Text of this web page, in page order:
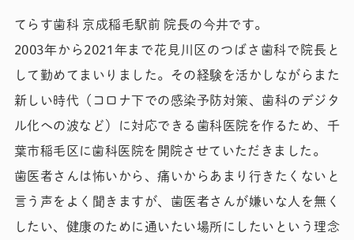
うになりました。
笑気吸入鎮静法
当院では笑気吸入鎮静法を行う事が可能です。治療
に対して不安感の強い患者さんは是非相談して下さ
い。詳しくはブログをご覧下さい。
てらす歯科 京成稲毛駅前 院長の今井です。
2003年から2021年まで花見川区のつばさ歯科で院長と
して勤めてまいりました。その経験を活かしながらまた
新しい時代（コロナ下での感染予防対策、歯科のデジタ
ル化への波など）に対応できる歯科医院を作るため、千
葉市稲毛区に歯科医院を開院させていただきました。
歯医者さんは怖いから、痛いからあまり行きたくないと
言う声をよく聞きますが、歯医者さんが嫌いな人を無く
したい、健康のために通いたい場所にしたいという理念